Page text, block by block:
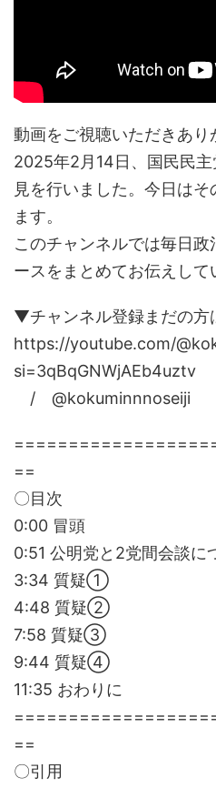
動画をご視聴いただきあり
2025年2月14日、国民民
見を行いました。今日はそ
ます。
このチャンネルでは毎日
ースをまとめてお伝えして
▼チャンネル登録まだの方
https://youtube.com/
si=3qBqGNWjAEb4uztv
/ @kokuminnnoseiji
==
〇目次
0:00 冒頭
0:51 公明党と2党間会談に
3:34 質疑①
4:48 質疑②
7:58 質疑③
9:44 質疑④
11:35 おわりに
==
〇引用